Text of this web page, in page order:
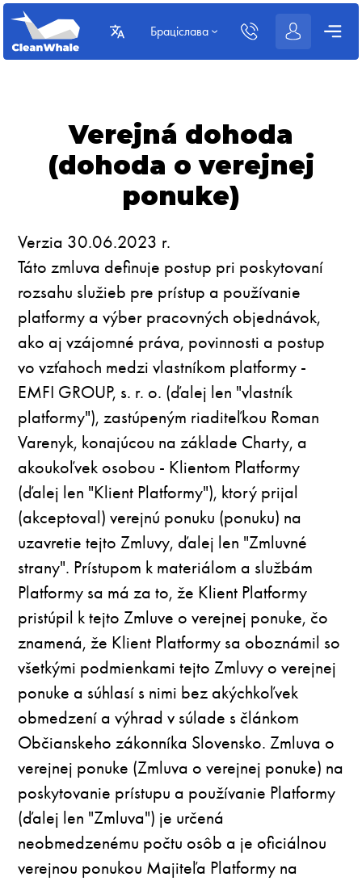
Браціслава
Verejná dohoda
(dohoda o verejnej
ponuke)
Verzia 30.06.2023 r.
Táto zmluva definuje postup pri poskytovaní
rozsahu služieb pre prístup a používanie
platformy a výber pracovných objednávok,
ako aj vzájomné práva, povinnosti a postup
vo vzťahoch medzi vlastníkom platformy -
EMFI GROUP, s. r. o. (ďalej len "vlastník
platformy"), zastúpeným riaditeľkou Roman
Varenyk, konajúcou na základe Charty, a
akoukoľvek osobou - Klientom Platformy
(ďalej len "Klient Platformy"), ktorý prijal
(akceptoval) verejnú ponuku (ponuku) na
uzavretie tejto Zmluvy, ďalej len "Zmluvné
strany". Prístupom k materiálom a službám
Platformy sa má za to, že Klient Platformy
pristúpil k tejto Zmluve o verejnej ponuke, čo
znamená, že Klient Platformy sa oboznámil so
všetkými podmienkami tejto Zmluvy o verejnej
ponuke a súhlasí s nimi bez akýchkoľvek
obmedzení a výhrad v súlade s článkom
Občianskeho zákonníka Slovensko. Zmluva o
verejnej ponuke (Zmluva o verejnej ponuke) na
poskytovanie prístupu a používanie Platformy
(ďalej len "Zmluva") je určená
neobmedzenému počtu osôb a je oficiálnou
verejnou ponukou Majiteľa Platformy na